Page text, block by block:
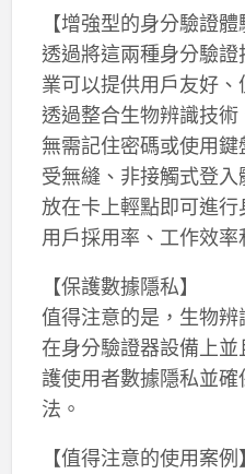
【增強型的身分驗證體
透過將這兩種身分驗
業可以提供用戶友好、
透過整合生物辨識技
無需記住密碼或使用
受無縫、非接觸式登
放在卡上輕點即可進
用戶採用率、工作效率
【保護數據隱私】
值得注意的是，生物
在身分驗證器設備上
護使用者數據隱私並
法。
【值得注意的使用案例】